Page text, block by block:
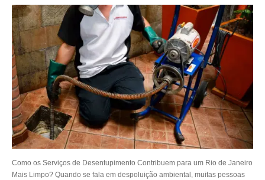
Como os Serviços de Desentupimento Contribuem para um Rio de Janeiro
Mais Limpo? Quando se fala em despoluição ambiental, muitas pessoas